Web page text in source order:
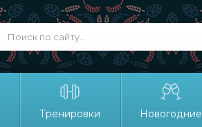
Тренировки Новогодние